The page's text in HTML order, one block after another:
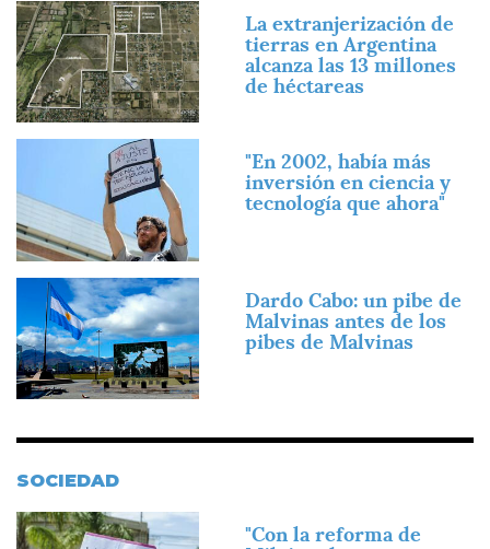
Imagen
La extranjerización de
tierras en Argentina
alcanza las 13 millones
de héctareas
"En 2002, había más
inversión en ciencia y
tecnología que ahora"
Imagen
Dardo Cabo: un pibe de
Malvinas antes de los
pibes de Malvinas
SOCIEDAD
Imagen
"Con la reforma de